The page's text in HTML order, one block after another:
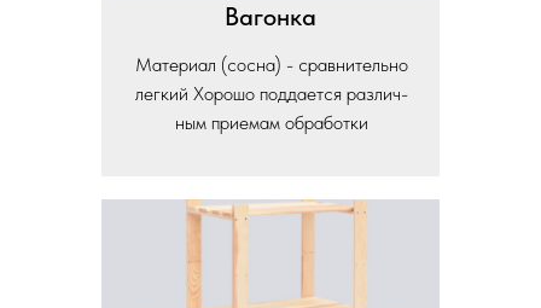
Вагонка
Материал (сосна) - сравнительно
легкий Хорошо поддается различ-
ным приемам обработки